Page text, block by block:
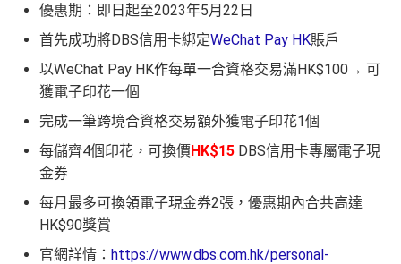
Chok 支付寶HK/WeChat Pay都有積分！！！無成本
賺！
積分無限期
兌換里數免手續費
有DBS可以用到DBS提供嘅酒店折扣代碼，先前做過
DBS Expedia 85折code
缺點
iBanking繳費無里數
優惠期：即日起至2023年5月22日
首先成功將DBS信用卡綁定WeChat Pay HK賬戶
以WeChat Pay HK作每單一合資格交易滿HK$100→ 可
獲電子印花一個
完成一筆跨境合資格交易額外獲電子印花1個
每儲齊4個印花，可換價HK$15 DBS信用卡專屬電子現
金券
每月最多可換領電子現金券2張，優惠期內合共高達
HK$90獎賞
官網詳情： https://www.dbs.com.hk/personal-